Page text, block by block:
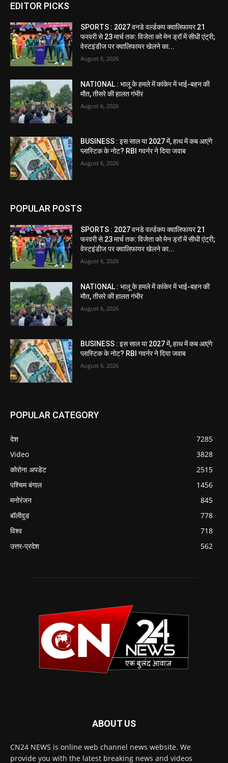
EDITOR PICKS
SPORTS : 2027 वनडे वर्ल्डकप क्वालिफायर 21
फरवरी से 23 मार्च तक: विजेता को मेन ड्रॉ में सीधी एंट्री;
वेस्टइंडीज पर क्वालिफायर खेलने का...
August 6, 2026
NATIONAL : भालू के हमले में कांकेर में भाई-बहन की
मौत, तीसरे की हालत गंभीर
August 6, 2026
BUSINESS : इस साल या 2027 में, हाथ में कब आएंगे
प्लास्टिक के नोट? RBI गवर्नर ने दिया जवाब
August 6, 2026
POPULAR POSTS
SPORTS : 2027 वनडे वर्ल्डकप क्वालिफायर 21
फरवरी से 23 मार्च तक: विजेता को मेन ड्रॉ में सीधी एंट्री;
वेस्टइंडीज पर क्वालिफायर खेलने का...
August 6, 2026
NATIONAL : भालू के हमले में कांकेर में भाई-बहन की
मौत, तीसरे की हालत गंभीर
August 6, 2026
BUSINESS : इस साल या 2027 में, हाथ में कब आएंगे
प्लास्टिक के नोट? RBI गवर्नर ने दिया जवाब
August 6, 2026
POPULAR CATEGORY
देश
7285
Video
3828
कोरोना अपडेट
2515
पश्चिम बंगाल
1456
मनोरंजन
845
बॉलीवुड
778
विश्व
718
उत्तर-प्रदेश
562
ABOUT US
CN24 NEWS is online web channel news website. We
provide you with the latest breaking news and videos